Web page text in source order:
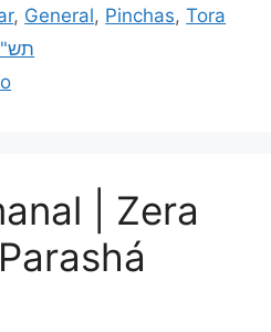
, General, Pinchas,Tora
| Zera